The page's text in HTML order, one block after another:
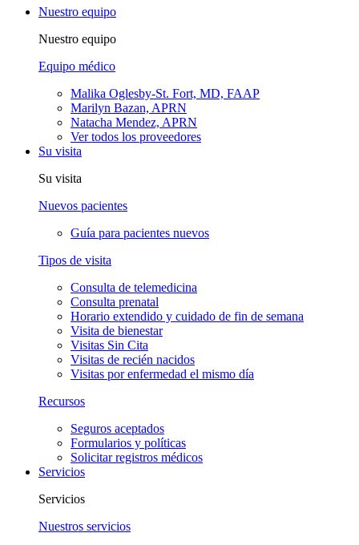
Nuestro equipo
Nuestro equipo
Equipo médico
Malika Oglesby-St. Fort, MD, FAAP
Marilyn Bazan, APRN
Natacha Mendez, APRN
Ver todos los proveedores
Su visita
Su visita
Nuevos pacientes
Guía para pacientes nuevos
Tipos de visita
Consulta de telemedicina
Consulta prenatal
Horario extendido y cuidado de fin de semana
Visita de bienestar
Visitas Sin Cita
Visitas de recién nacidos
Visitas por enfermedad el mismo día
Recursos
Seguros aceptados
Formularios y políticas
Solicitar registros médicos
Servicios
Servicios
Nuestros servicios